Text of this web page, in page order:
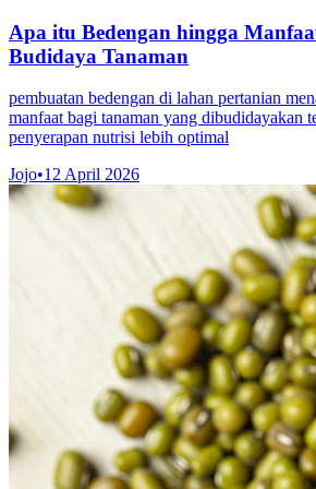
Apa itu Bedengan hingga
Budidaya Tanaman
pembuatan bedengan di lahan pertanian
manfaat bagi tanaman yang dibudidayakan
penyerapan nutrisi lebih optimal
Jojo•12 April 2026